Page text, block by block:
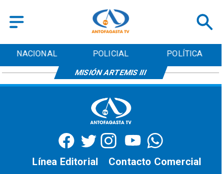
NACIONAL POLICIAL POLÍTICA
MISIÓN ARTEMIS III
Contacto Comercial
Línea Editorial